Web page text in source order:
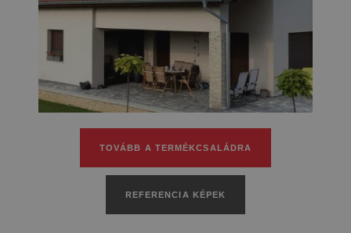
Nosztalgikus hódfarkú
Mediterrán hangulatú
COPPO
TOVÁBB A TERMÉKCSALÁDRA
REFERENCIA KÉPEK